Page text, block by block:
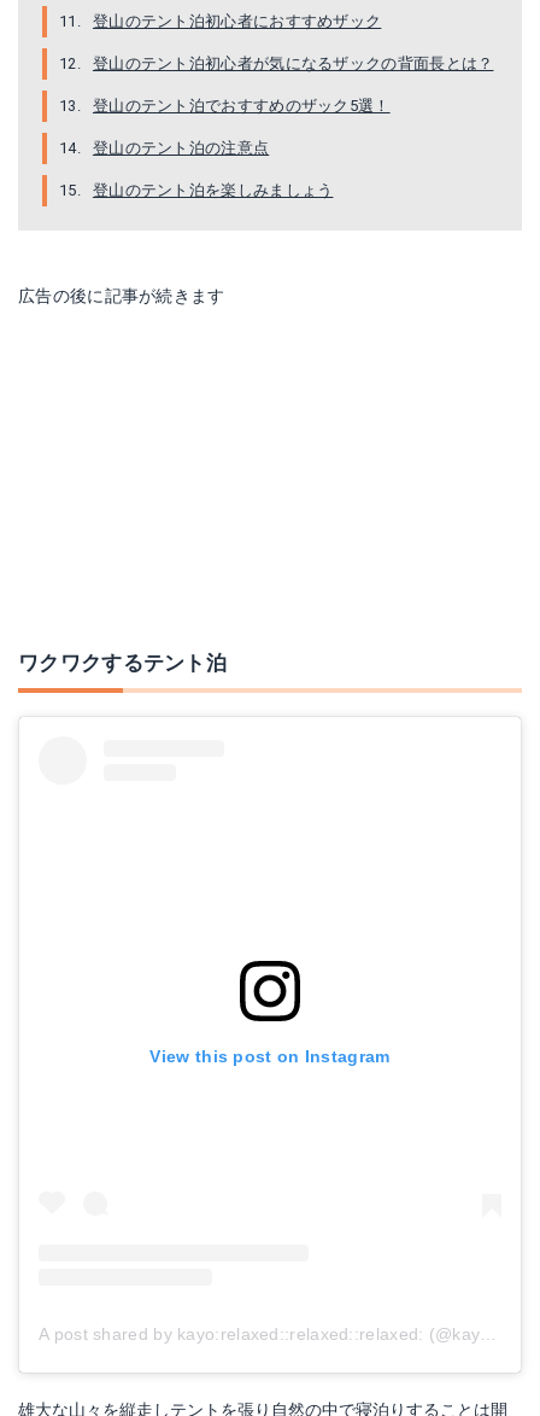
登山のテント泊初心者におすすめザック
登山のテント泊初心者が気になるザックの背面長とは？
登山のテント泊でおすすめのザック5選！
登山のテント泊の注意点
登山のテント泊を楽しみましょう
広告の後に記事が続きます
ワクワクするテント泊
View this post on Instagram
A post shared by kayo:relaxed:︎:relaxed:︎:relaxed:︎ (@kayoyoyo1981)
雄大な山々を縦走しテントを張り自然の中で寝泊りすることは開